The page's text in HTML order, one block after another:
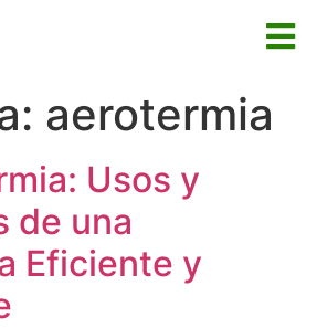
aerotermia
Usos y
de una
Eficiente y